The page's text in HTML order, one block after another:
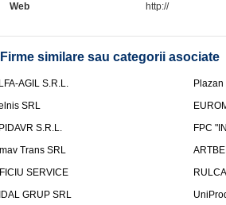
Web http://
Firme similare sau categorii asociate
AGIL S.R.L.
Plazan
SRL
S.R.L.
FPC
Trans SRL
SERVICE
GRUP SRL